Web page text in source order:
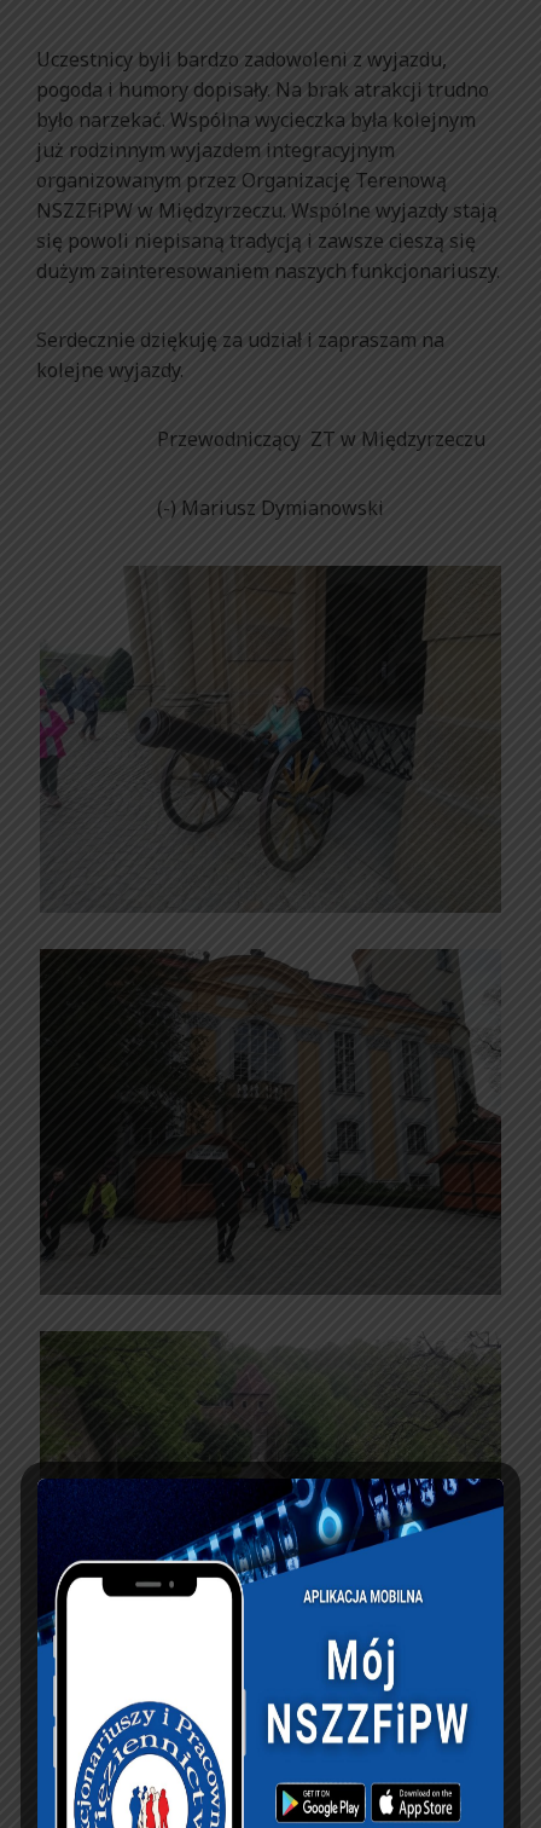
Uczestnicy byli bardzo zadowoleni z wyjazdu,
pogoda i humory dopisały. Na brak atrakcji trudno
było narzekać. Wspólna wycieczka była kolejnym
już rodzinnym wyjazdem integracyjnym
organizowanym przez Organizację Terenową
NSZZFiPW w Międzyrzeczu. Wspólne wyjazdy stają
się powoli niepisaną tradycją i zawsze cieszą się
dużym zainteresowaniem naszych funkcjonariuszy.
Serdecznie dziękuję za udział i zapraszam na
kolejne wyjazdy.
Przewodniczący ZT w Międzyrzeczu
(-) Mariusz Dymianowski